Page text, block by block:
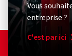
Vous
entreprise ?
C'est par ici